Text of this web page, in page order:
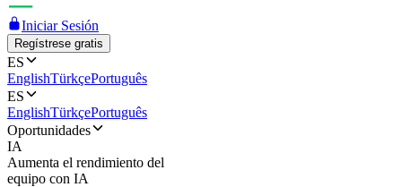
Iniciar Sesión
Regístrese gratis
ES
EnglishTürkçePortuguês
ES
EnglishTürkçePortuguês
Oportunidades
IA
Aumenta el rendimiento del
equipo con IA